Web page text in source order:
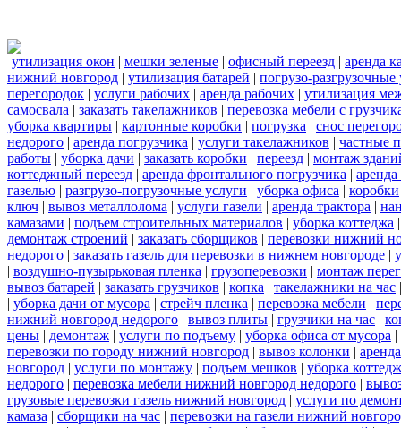
утилизация окон | мешки зеленые | офисный переезд | аренда
нижний новгород | утилизация батарей | погрузо-разгрузочные
перегородок | услуги рабочих | аренда рабочих | утилизация
самосвала | заказать такелажников | перевозка мебели с
уборка квартиры | картонные коробки | погрузка | снос
недорого | аренда погрузчика | услуги такелажников | частные
работы | уборка дачи | заказать коробки | переезд | монтаж
коттеджный переезд | аренда фронтального погрузчика |
газелью | разгрузо-погрузочные услуги | уборка офиса | коробки
ключ | вывоз металлолома | услуги газели | аренда трактора |
камазами | подъем строительных материалов | уборка коттеджа
демонтаж строений | заказать сборщиков | перевозки нижний
недорого | заказать газель для перевозки в нижнем новгороде |
| воздушно-пузырьковая пленка | грузоперевозки | монтаж
вывоз батарей | заказать грузчиков | копка | такелажники на час
| уборка дачи от мусора | стрейч пленка | перевозка мебели |
нижний новгород недорого | вывоз плиты | грузчики на час |
цены | демонтаж | услуги по подъему | уборка офиса от мусора |
перевозки по городу нижний новгород | вывоз колонки |
новгород | услуги по монтажу | подъем мешков | уборка
недорого | перевозка мебели нижний новгород недорого |
грузовые перевозки газель нижний новгород | услуги по
камаза | сборщики на час | перевозки на газели нижний